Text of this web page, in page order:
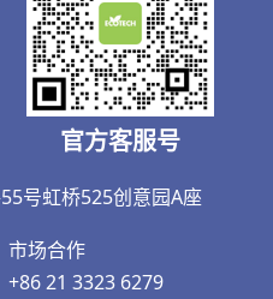
官方客服号
号虹桥525创意园A座
市场合作
+86 21 3323 6279